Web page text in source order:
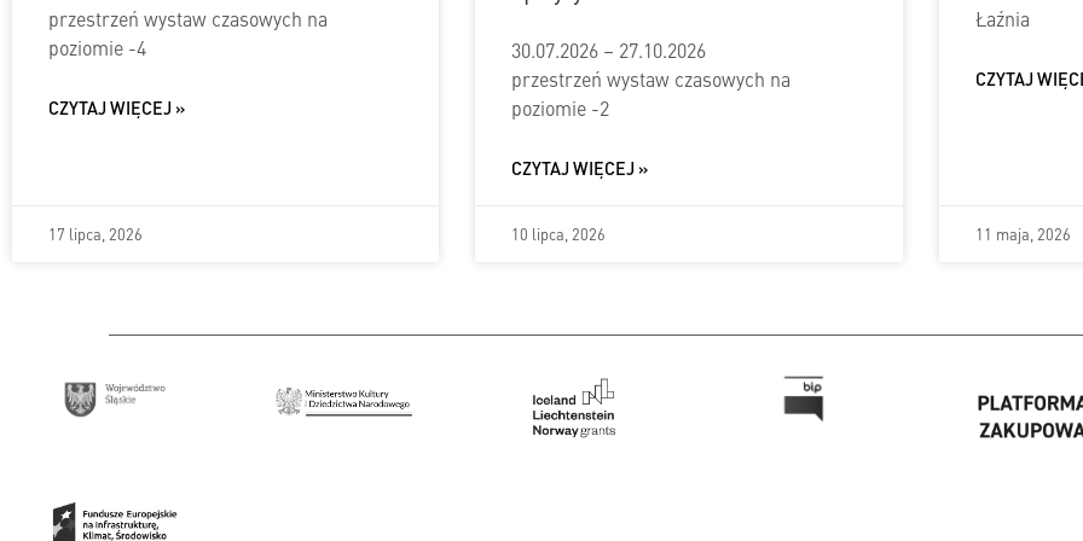
przestrzeń wystaw czasowych na
poziomie -4
CZYTAJ WIĘCEJ »
17 lipca, 2026
30.07.2026 – 27.10.2026
przestrzeń wystaw czasowych na
poziomie -2
CZYTAJ WIĘCEJ »
10 lipca, 2026
Łaźnia
CZYTAJ
11 maja, 2026